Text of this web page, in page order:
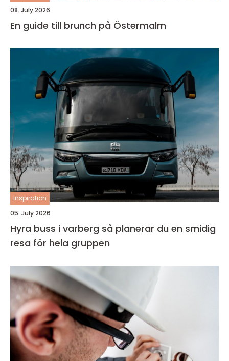
08. July 2026
En guide till brunch på Östermalm
inspiration
05. July 2026
Hyra buss i varberg så planerar du en smidig
resa för hela gruppen